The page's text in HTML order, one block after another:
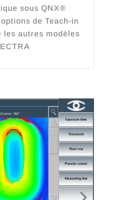
sous QNX®
de Teach-in
les autres modèles